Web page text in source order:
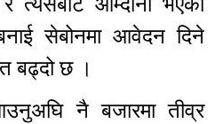
सेबोनमा आवेदन दिने
बढ्दो छ ।
नै बजारमा तीव्र